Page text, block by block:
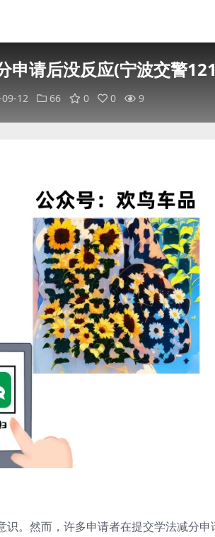
申请后没反应(宁波交警
12 66 0 0 9
。然而，许多申请者在提交学法减分申